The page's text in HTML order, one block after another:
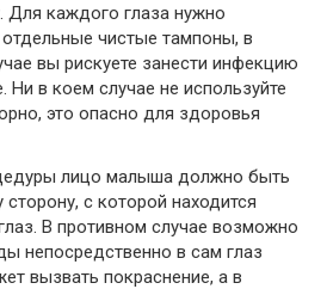
Для каждого глаза нужно
чистые тампоны, в
вы рискуете занести инфекцию
Ни в коем случае не используйте
это опасно для здоровья
лицо малыша должно быть
сторону, с которой находится
В противном случае возможно
непосредственно в сам глаз
вызвать покраснение, а в